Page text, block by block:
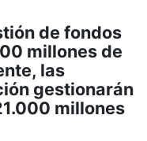
de fondos
millones de
las
gestionarán
millones